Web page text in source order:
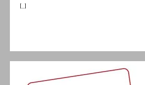
[…]